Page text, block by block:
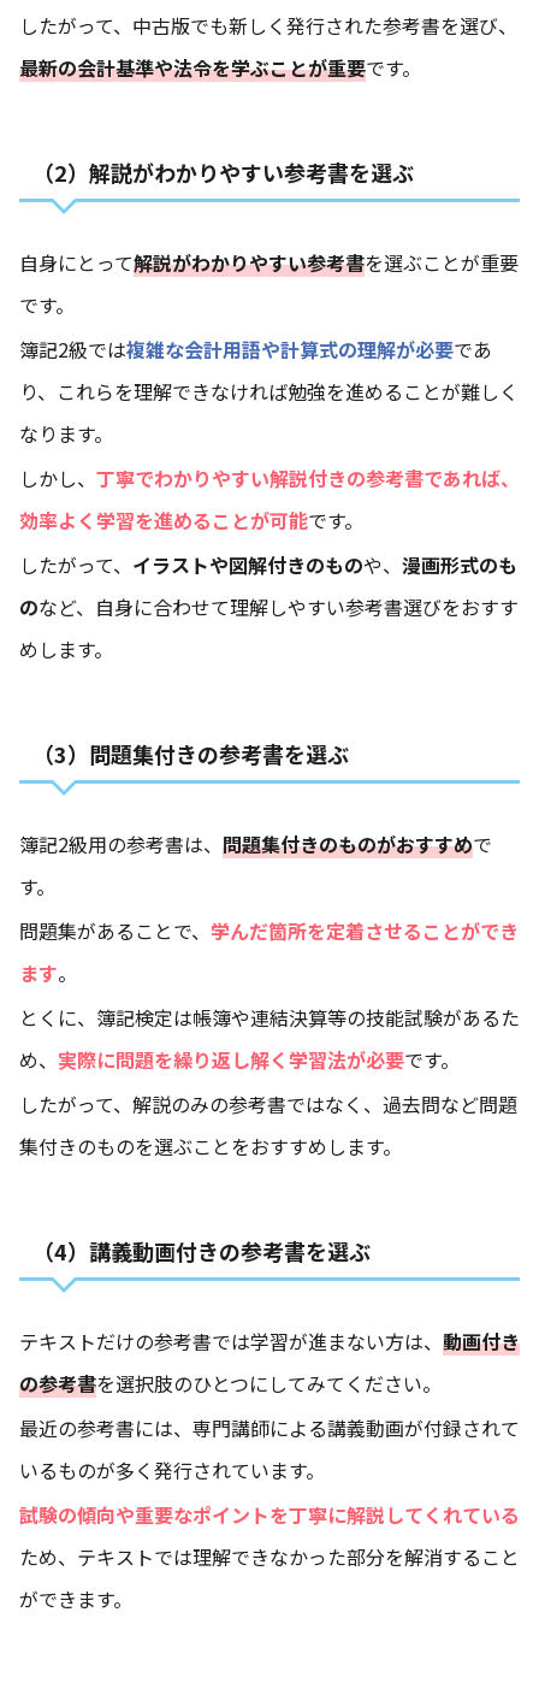
したがって、中古版でも新しく発行された参考書を選び、
最新の会計基準や法令を学ぶことが重要です。
（2）解説がわかりやすい参考書を選ぶ
自身にとって解説がわかりやすい参考書を選ぶことが重要
です。
簿記2級では複雑な会計用語や計算式の理解が必要であ
り、これらを理解できなければ勉強を進めることが難しく
なります。
しかし、 丁寧でわかりやすい解説付きの参考書であれば、
効率よく学習を進めることが可能です。
したがって、 イラストや図解付きのものや、 漫画形式のも
のなど、自身に合わせて理解しやすい参考書選びをおすす
めします。
（3）問題集付きの参考書を選ぶ
簿記2級用の参考書は、 問題集付きのものがおすすめで
す。
問題集があることで、 学んだ箇所を定着させることができ
ます。
とくに、簿記検定は帳簿や連結決算等の技能試験があるた
め、 実際に問題を繰り返し解く学習法が必要です。
したがって、解説のみの参考書ではなく、過去問など問題
集付きのものを選ぶことをおすすめします。
（4）講義動画付きの参考書を選ぶ
テキストだけの参考書では学習が進まない方は、 動画付き
の参考書を選択肢のひとつにしてみてください。
最近の参考書には、専門講師による講義動画が付録されて
いるものが多く発行されています。
試験の傾向や重要なポイントを丁寧に解説してくれている
ため、テキストでは理解できなかった部分を解消すること
ができます。